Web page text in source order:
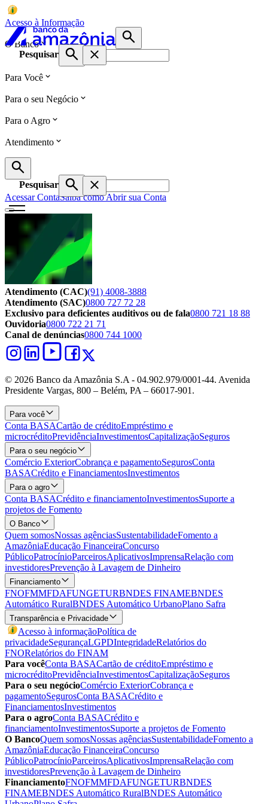
Acesso à Informação
O Banco
Pesquisar
Para Você
Para o seu Negócio
Para o Agro
Atendimento
Pesquisar
Acessar ContaSaiba como Abrir sua Conta
Atendimento (CAC)(91) 4008-3888
Atendimento (SAC)0800 727 72 28
Exclusivo para deficientes auditivos ou de fala0800 721 18 88
Ouvidoria0800 722 21 71
Canal de denúncias0800 744 1000
© 2026 Banco da Amazônia S.A - 04.902.979/0001‐44. Avenida
Presidente Vargas, 800 – Belém, PA – 66017-901.
Para você
Conta BASACartão de créditoEmpréstimo e
microcréditoPrevidênciaInvestimentosCapitalizaçãoSeguros
Para o seu negócio
Comércio ExteriorCobrança e pagamentoSegurosConta
BASACrédito e FinanciamentosInvestimentos
Para o agro
Conta BASACrédito e financiamentoInvestimentosSuporte a
projetos de Fomento
O Banco
Quem somosNossas agênciasSustentabilidadeFomento a
AmazôniaEducação FinanceiraConcurso
PúblicoPatrocínioParceirosAplicativosImprensaRelação com
investidoresPrevenção à Lavagem de Dinheiro
Financiamento
FNOFMMFDAFUNGETURBNDES FINAMEBNDES
Automático RuralBNDES Automático UrbanoPlano Safra
Transparência e Privacidade
Acesso à informaçãoPolítica de
privacidadeSegurançaLGPDIntegridadeRelatórios do
FNORelatórios do FINAM
Para vocêConta BASACartão de créditoEmpréstimo e
microcréditoPrevidênciaInvestimentosCapitalizaçãoSeguros
Para o seu negócioComércio ExteriorCobrança e
pagamentoSegurosConta BASACrédito e
FinanciamentosInvestimentos
Para o agroConta BASACrédito e
financiamentoInvestimentosSuporte a projetos de Fomento
O BancoQuem somosNossas agênciasSustentabilidadeFomento a
AmazôniaEducação FinanceiraConcurso
PúblicoPatrocínioParceirosAplicativosImprensaRelação com
investidoresPrevenção à Lavagem de Dinheiro
FinanciamentoFNOFMMFDAFUNGETURBNDES
FINAMEBNDES Automático RuralBNDES Automático